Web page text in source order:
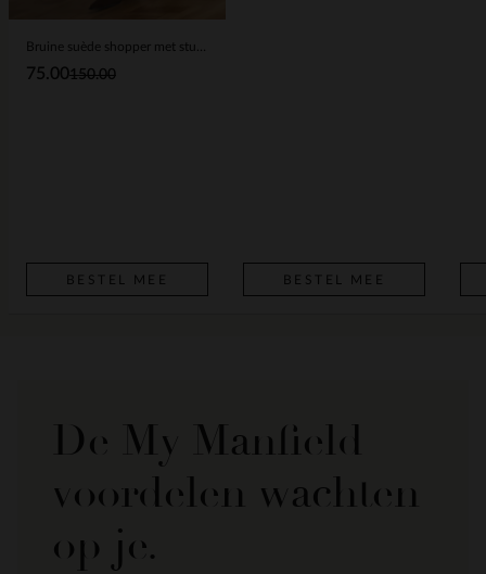
150.00
75.00
BESTEL MEE BESTEL MEE
De My Manfield
voordelen wachten
op je.